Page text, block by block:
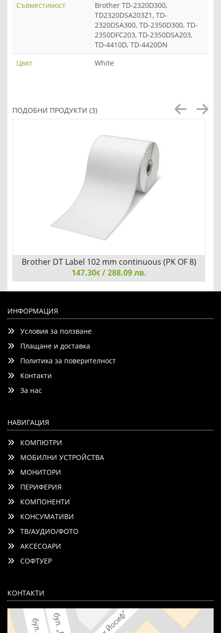
Съвместимост
Brother TD-2320D300,
TD2320DSA203Z1, TD-
2320DSA300, TD-2350D300, TD-
2350DFC203, TD-2350DSA203,
TD-4410D, TD-4420DN
Цвят
White
ПОДОБНИ ПРОДУКТИ (3)
Brother DT Label 102 mm continuous (PK OF 8)
147.30€/ 288.09 лв.
ИНФОРМАЦИЯ
Условия за ползване
Плащане и доставка
Политика за поверителност
Контакти
За нас
НАВИГАЦИЯ
КОМПЮТРИ
МОБИЛНИ УСТРОЙСТВА
МОНИТОРИ
ПЕРИФЕРИЯ
КОМПОНЕНТИ
КОНСУМАТИВИ
ТВ/АУДИО/ФОТО
АКСЕСОАРИ
СОФТУЕР
КОНТАКТИ